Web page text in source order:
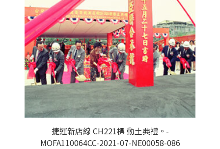
捷運新店線 CH221標 動土典禮。-
MOFA110064CC-2021-07-NE00058-086